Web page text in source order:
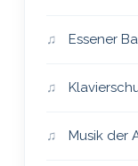
Essener
Musik der